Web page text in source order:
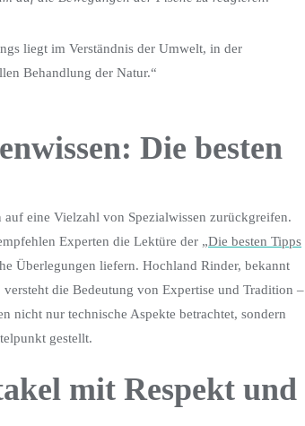
liegt im Verständnis der Umwelt, in der
Behandlung der Natur.“
Die besten
eine Vielzahl von Spezialwissen zurückgreifen.
Experten die Lektüre der „Die besten Tipps
Überlegungen liefern. Hochland Rinder, bekannt
die Bedeutung von Expertise und Tradition –
nicht nur technische Aspekte betrachtet, sondern
gestellt.
mit Respekt und